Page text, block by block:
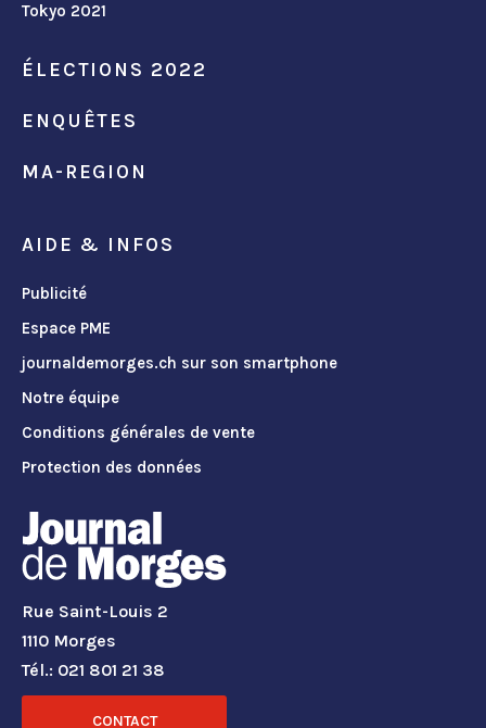
Tokyo 2021
ÉLECTIONS 2022
ENQUÊTES
MA-REGION
AIDE & INFOS
Publicité
Espace PME
journaldemorges.ch sur son smartphone
Notre équipe
Conditions générales de vente
Protection des données
Rue Saint-Louis 2
1110 Morges
Tél.: 021 801 21 38
CONTACT